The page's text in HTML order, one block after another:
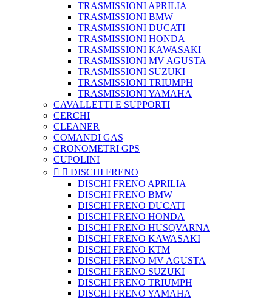
TRASMISSIONI APRILIA
TRASMISSIONI BMW
TRASMISSIONI DUCATI
TRASMISSIONI HONDA
TRASMISSIONI KAWASAKI
TRASMISSIONI MV AGUSTA
TRASMISSIONI SUZUKI
TRASMISSIONI TRIUMPH
TRASMISSIONI YAMAHA
CAVALLETTI E SUPPORTI
CERCHI
CLEANER
COMANDI GAS
CRONOMETRI GPS
CUPOLINI
  DISCHI FRENO
DISCHI FRENO APRILIA
DISCHI FRENO BMW
DISCHI FRENO DUCATI
DISCHI FRENO HONDA
DISCHI FRENO HUSQVARNA
DISCHI FRENO KAWASAKI
DISCHI FRENO KTM
DISCHI FRENO MV AGUSTA
DISCHI FRENO SUZUKI
DISCHI FRENO TRIUMPH
DISCHI FRENO YAMAHA